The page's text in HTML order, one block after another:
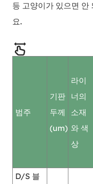
등 고양이가 있으면 안
요.
범주
기판
두께
(um)
라이
너의
소재
와 색
상
D/S 블